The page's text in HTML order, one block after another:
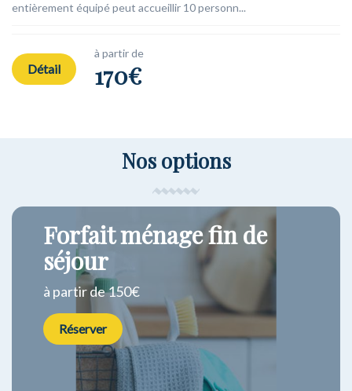
entièrement équipé peut accueillir 10 personn...
Détail
à partir de
170€
Nos options
Forfait ménage fin de
séjour
à partir de 150€
Réserver